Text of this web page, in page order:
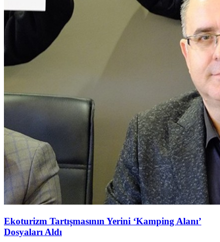
Ekoturizm Tartışmasının Yerini ‘Kamping Alanı’
Dosyaları Aldı